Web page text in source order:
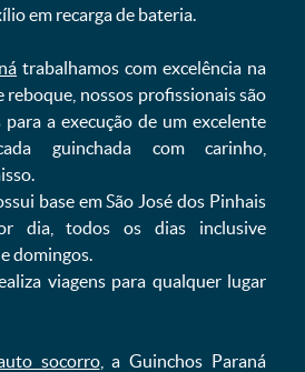
em recarga de bateria. ㅤㅤ
trabalhamos com excelência na
reboque, nossos profissionais são
a execução de um excelente
guinchada com carinho,
base em São José dos Pinhais
dia, todos os dias inclusive
domingos.
realiza viagens para qualquer lugar
socorro, a Guinchos Paraná